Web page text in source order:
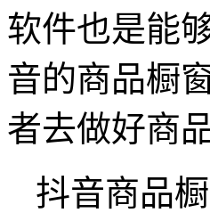
软件也是能
音的商品橱
者去做好商
抖音商品